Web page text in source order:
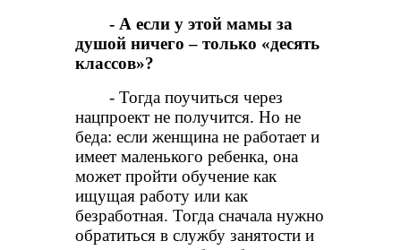
- А если у этой мамы за
душой ничего – только «десять
классов»?
- Тогда поучиться через
нацпроект не получится. Но не
беда: если женщина не работает и
имеет маленького ребенка, она
может пройти обучение как
ищущая работу или как
безработная. Тогда сначала нужно
обратиться в службу занятости и